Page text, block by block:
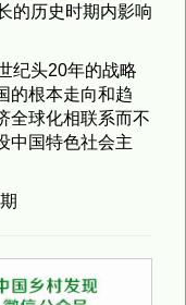
的历史时期内影响
纪头20年的战略
的根本走向和趋
全球化相联系而不
中国特色社会主